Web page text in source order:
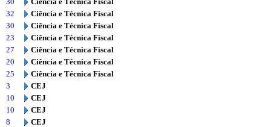
32
Ciência e Técnica Fiscal
30
Ciência e Técnica Fiscal
23
Ciência e Técnica Fiscal
27
Ciência e Técnica Fiscal
20
Ciência e Técnica Fiscal
25
Ciência e Técnica Fiscal
3
CEJ
10
CEJ
10
CEJ
8
CEJ